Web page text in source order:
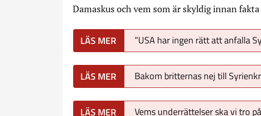
Damaskus och vem som är skyldig innan
”USA har ingen rätt att anfalla
Bakom britternas nej till
Vems underrättelser ska vi tro